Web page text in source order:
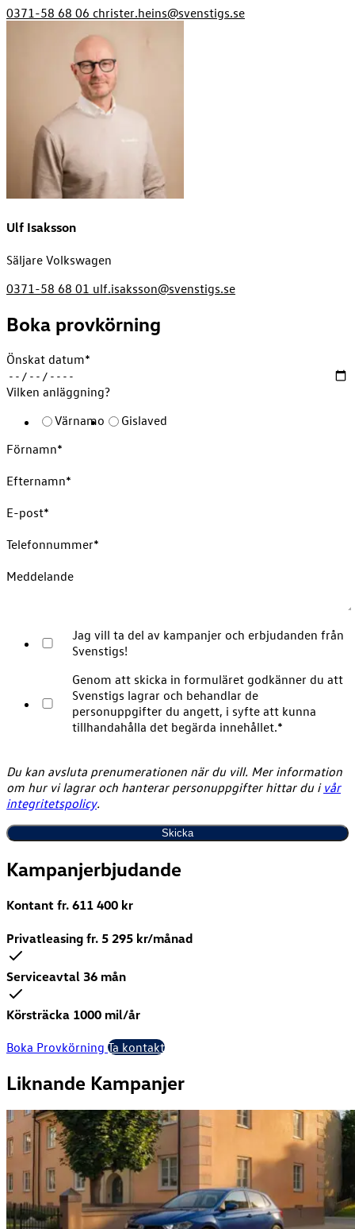
0371-58 68 06 christer.heins@svenstigs.se
Ulf Isaksson
Säljare Volkswagen
0371-58 68 01 ulf.isaksson@svenstigs.se
Boka provkörning
Önskat datum*
Vilken anläggning?
Värnamo
Gislaved
Förnamn*
Efternamn*
E-post*
Telefonnummer*
Meddelande
Jag vill ta del av kampanjer och erbjudanden från
Svenstigs!
Genom att skicka in formuläret godkänner du att
Svenstigs lagrar och behandlar de
personuppgifter du angett, i syfte att kunna
tillhandahålla det begärda innehållet.*
Du kan avsluta prenumerationen när du vill. Mer information
om hur vi lagrar och hanterar personuppgifter hittar du i vår
integritetspolicy.
Kampanjerbjudande
Kontant fr. 611 400 kr
Privatleasing fr. 5 295 kr/månad
Serviceavtal 36 mån
Körsträcka 1000 mil/år
Boka Provkörning Ta kontakt
Liknande Kampanjer